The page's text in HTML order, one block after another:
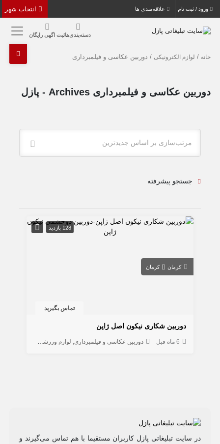
ورود / ثبت نام علاقه‌مندی ها
دسته‌بندی‌هاثبت اگهی رایگان
خانه / لوازم الکترونیکی / دوربین عکاسی و فیلمبرداری
دوربین عکاسی و فیلمبرداری Archives - پازل
مرتب‌سازی بر اساس جدیدترین
جستجو پیشرفته
128 بازدید
کرمان کرمان
تماس بگیرید
دوربین شکاری نیکون اصل ژاپن
6 ماه قبل دوربین عکاسی و فیلمبرداری لوازم ورزشی
در سایت تبلیغاتی پازل کاربران مستقیما با هم تماس می‌گیرند و